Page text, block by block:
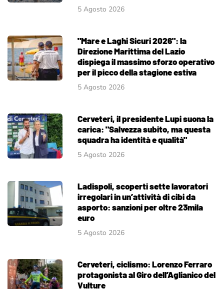
5 Agosto 2026
"Mare e Laghi Sicuri 2026": la
Direzione Marittima del Lazio
dispiega il massimo sforzo operativo
per il picco della stagione estiva
5 Agosto 2026
Cerveteri, il presidente Lupi suona la
carica: "Salvezza subito, ma questa
squadra ha identità e qualità"
5 Agosto 2026
Ladispoli, scoperti sette lavoratori
irregolari in un’attività di cibi da
asporto: sanzioni per oltre 23mila
euro
5 Agosto 2026
Cerveteri, ciclismo: Lorenzo Ferraro
protagonista al Giro dell’Aglianico del
Vulture